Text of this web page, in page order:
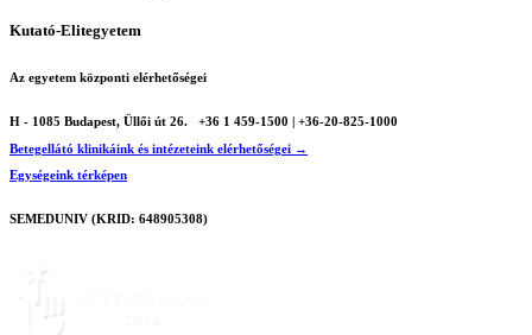
Kutató-Elitegyetem
Az egyetem központi elérhetőségei
H - 1085 Budapest, Üllői út 26.
+36 1 459-1500 | +36-20-825-1000
Betegellátó klinikáink és intézeteink elérhetőségei →
Egységeink térképen
SEMEDUNIV (KRID: 648905308)